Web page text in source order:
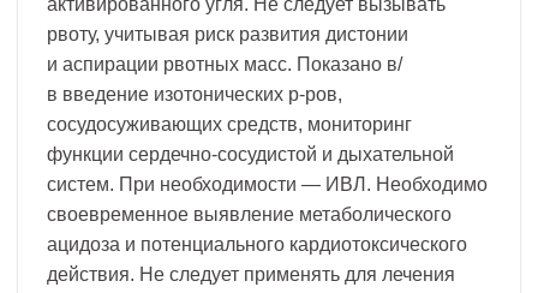
активированного угля. Не следует вызывать
рвоту, учитывая риск развития дистонии
и аспирации рвотных масс. Показано в/
в введение изотонических р-ров,
сосудосуживающих средств, мониторинг
функции сердечно-сосудистой и дыхательной
систем. При необходимости — ИВЛ. Необходимо
своевременное выявление метаболического
ацидоза и потенциального кардиотоксического
действия. Не следует применять для лечения